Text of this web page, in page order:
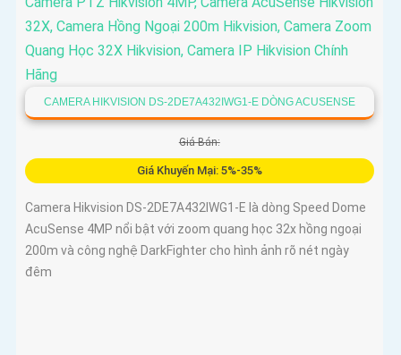
CAMERA HIKVISION DS-2DE7A432IWG1-E DÒNG ACUSENSE
Giá Bán:
Giá Khuyến Mại: 5%-35%
Camera Hikvision DS-2DE7A432IWG1-E là dòng Speed Dome
AcuSense 4MP nổi bật với zoom quang học 32x hồng ngoại
200m và công nghệ DarkFighter cho hình ảnh rõ nét ngày
đêm